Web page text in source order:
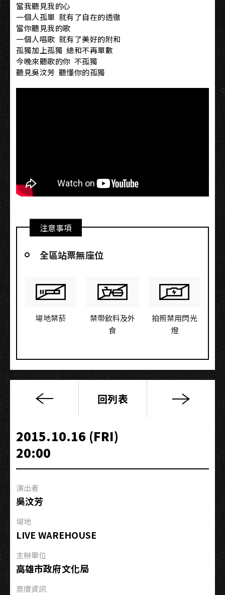
當我聽見我的心
一個人孤單 就有了自在的透徹
當你聽見我的歌
一個人唱歌 就有了美好的附和
孤獨加上孤獨 總和不再單數
今晚來聽歌的你 不孤獨
聽見吳汶芳 聽懂你的孤獨
注意事項
全區站票無座位
場地禁菸
禁帶飲料及外
食
拍照禁用閃光
燈
「我
我
可
以」
2015
演
－
高
雄
回列表
2015.10.16 (FRI)
20:00
演出者
吳汶芳
場地
LIVE WAREHOUSE
主辦單位
高雄市政府文化局
票價資訊